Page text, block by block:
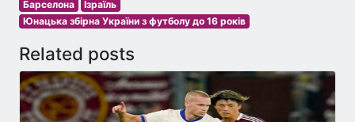
Барселона
Ізраїль
Юнацька збірна України з футболу до 16 років
Related posts